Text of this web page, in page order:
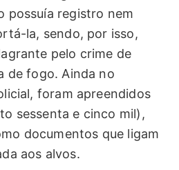
possuía registro nem
la, sendo, por isso,
pelo crime de
de fogo. Ainda no
foram apreendidos
sessenta e cinco mil),
documentos que ligam
aos alvos.